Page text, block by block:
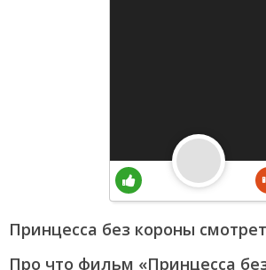
Принцесса без короны
Про что фильм «Принцесса